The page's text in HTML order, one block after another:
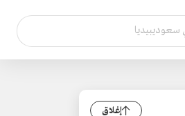
إغلاق